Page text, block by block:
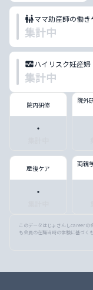
ママ助産師の働き
集計中
ハイリスク妊産婦
集計中
院内研修
・
院外
産後ケア
・
両親
このデータはじょさんしcareerの
も会員の在職当時の体験に基づく